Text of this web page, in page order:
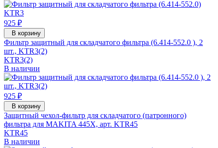
925 ₽
В корзину
Фильтр защитный для складчатого фильтра (6.414-552.0 ), 2
шт., KTR3(2)
KTR3(2)
В наличии
925 ₽
В корзину
Защитный чехол-фильтр для складчатого (патронного)
фильтра для MAKITA 445X, арт. KTR45
KTR45
В наличии